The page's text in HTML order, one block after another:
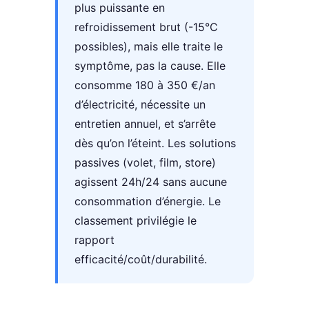
plus puissante en
refroidissement brut (-15°C
possibles), mais elle traite le
symptôme, pas la cause. Elle
consomme 180 à 350 €/an
d’électricité, nécessite un
entretien annuel, et s’arrête
dès qu’on l’éteint. Les solutions
passives (volet, film, store)
agissent 24h/24 sans aucune
consommation d’énergie. Le
classement privilégie le
rapport
efficacité/coût/durabilité.